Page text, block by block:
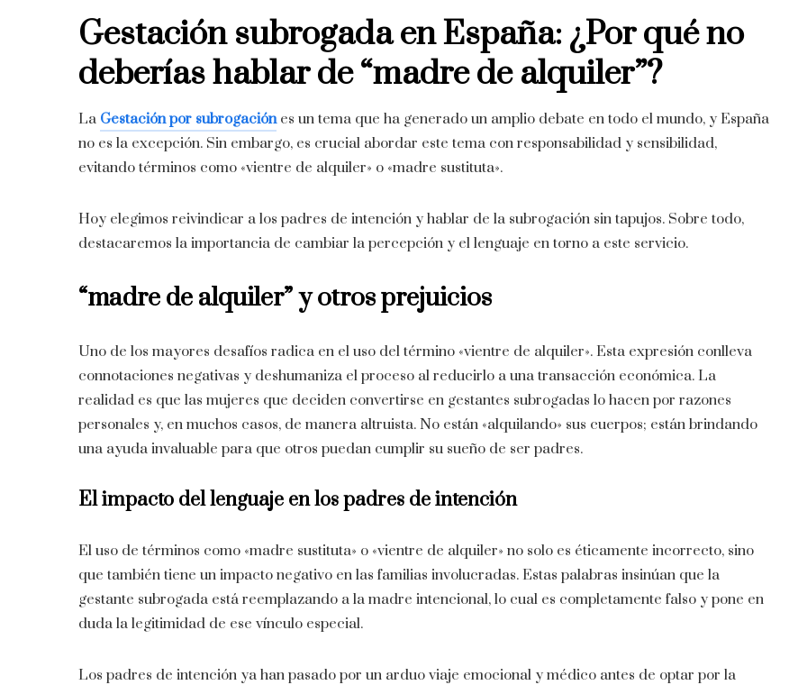
Gestación subrogada en España: ¿Por qué no
deberías hablar de “madre de alquiler”?
La Gestación por subrogaciónes un tema que ha generado un amplio debate en todo el mundo, y España
no es la excepción. Sin embargo, es crucial abordar este tema con responsabilidad y sensibilidad,
evitando términos como «vientre de alquiler» o «madre sustituta».
Hoy elegimos reivindicar a los padres de intención y hablar de la subrogación sin tapujos. Sobre todo,
destacaremos la importancia de cambiar la percepción y el lenguaje en torno a este servicio.
“madre de alquiler” y otros prejuicios
Uno de los mayores desafíos radica en el uso del término «vientre de alquiler». Esta expresión conlleva
connotaciones negativas y deshumaniza el proceso al reducirlo a una transacción económica. La
realidad es que las mujeres que deciden convertirse en gestantes subrogadas lo hacen por razones
personales y, en muchos casos, de manera altruista. No están «alquilando» sus cuerpos; están brindando
una ayuda invaluable para que otros puedan cumplir su sueño de ser padres.
El impacto del lenguaje en los padres de intención
El uso de términos como «madre sustituta» o «vientre de alquiler» no solo es éticamente incorrecto, sino
que también tiene un impacto negativo en las familias involucradas. Estas palabras insinúan que la
gestante subrogada está reemplazando a la madre intencional, lo cual es completamente falso y pone en
duda la legitimidad de ese vínculo especial.
Los padres de intención ya han pasado por un arduo viaje emocional y médico antes de optar por la